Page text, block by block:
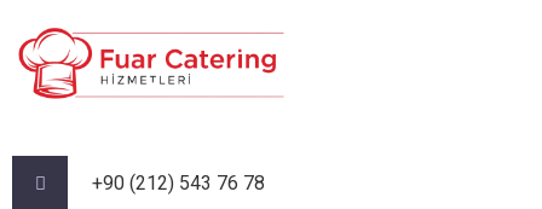
+90 (212) 543 76 78‬